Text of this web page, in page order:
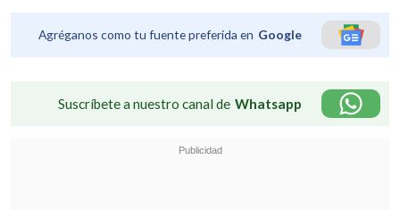
Agréganos como tu fuente preferida en Google
Suscríbete a nuestro canal de Whatsapp